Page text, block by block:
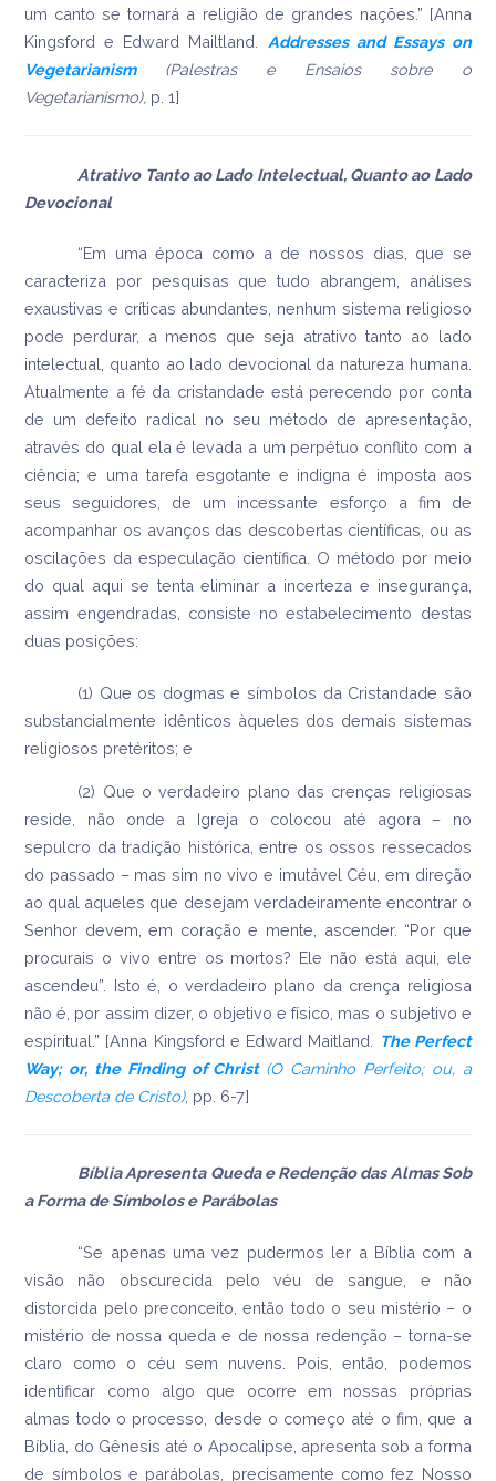
um canto se tornará a religião de grandes nações.” [Anna
Kingsford e Edward Mailtland. Addresses and Essays on
Vegetarianism (Palestras e Ensaios sobre o
Vegetarianismo), p. 1]
Atrativo Tanto ao Lado Intelectual, Quanto ao Lado
Devocional
“Em uma época como a de nossos dias, que se
caracteriza por pesquisas que tudo abrangem, análises
exaustivas e críticas abundantes, nenhum sistema religioso
pode perdurar, a menos que seja atrativo tanto ao lado
intelectual, quanto ao lado devocional da natureza humana.
Atualmente a fé da cristandade está perecendo por conta
de um defeito radical no seu método de apresentação,
através do qual ela é levada a um perpétuo conflito com a
ciência; e uma tarefa esgotante e indigna é imposta aos
seus seguidores, de um incessante esforço a fim de
acompanhar os avanços das descobertas científicas, ou as
oscilações da especulação científica. O método por meio
do qual aqui se tenta eliminar a incerteza e insegurança,
assim engendradas, consiste no estabelecimento destas
duas posições:
(1) Que os dogmas e símbolos da Cristandade são
substancialmente idênticos àqueles dos demais sistemas
religiosos pretéritos; e
(2) Que o verdadeiro plano das crenças religiosas
reside, não onde a Igreja o colocou até agora – no
sepulcro da tradição histórica, entre os ossos ressecados
do passado – mas sim no vivo e imutável Céu, em direção
ao qual aqueles que desejam verdadeiramente encontrar o
Senhor devem, em coração e mente, ascender. “Por que
procurais o vivo entre os mortos? Ele não está aqui, ele
ascendeu”. Isto é, o verdadeiro plano da crença religiosa
não é, por assim dizer, o objetivo e físico, mas o subjetivo e
espiritual.” [Anna Kingsford e Edward Maitland.
The Perfect
Way; or, the Finding of Christ (O Caminho Perfeito; ou, a
Descoberta de Cristo), pp. 6-7]
Bíblia Apresenta Queda e Redenção das Almas Sob
a Forma de Símbolos e Parábolas
“Se apenas uma vez pudermos ler a Bíblia com a
visão não obscurecida pelo véu de sangue, e não
distorcida pelo preconceito, então todo o seu mistério – o
mistério de nossa queda e de nossa redenção – torna-se
claro como o céu sem nuvens. Pois, então, podemos
identificar como algo que ocorre em nossas próprias
almas todo o processo, desde o começo até o fim, que a
Bíblia, do Gênesis até o Apocalipse, apresenta sob a forma
de símbolos e parábolas, precisamente como fez Nosso